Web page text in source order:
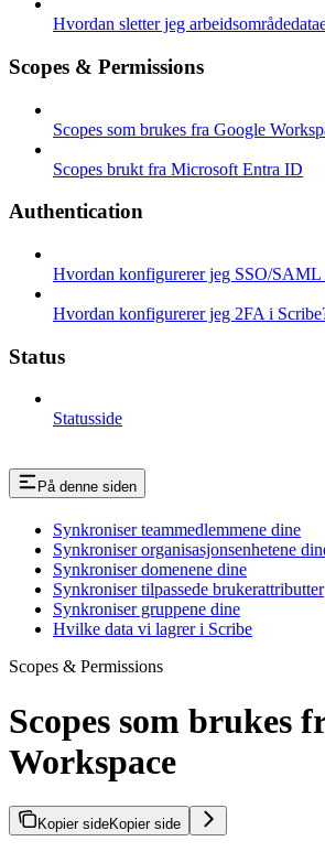
Hvordan sletter jeg
Scopes & Permissions
Scopes som brukes fra Google
Scopes brukt fra Microsoft Entra ID
Authentication
Hvordan konfigurerer jeg SSO/SAML
Hvordan konfigurerer jeg 2FA i
Status
Statusside
På denne siden
Synkroniser teammedlemmene dine
Synkroniser organisasjonsenhetene
Synkroniser domenene dine
Synkroniser tilpassede brukerattributter
Synkroniser gruppene dine
Hvilke data vi lagrer i Scribe
Scopes & Permissions
Scopes som brukes
Workspace
Kopier sideKopier side